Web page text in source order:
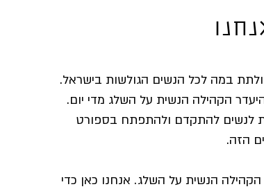
הקהילה הנשית על השלג מדי יום.
לנשים להתקדם ולהתפתח בספורט
הזה.
הקהילה הנשית על השלג. אנחנו כאן כדי